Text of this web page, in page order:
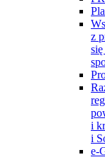
z
i
i
e-